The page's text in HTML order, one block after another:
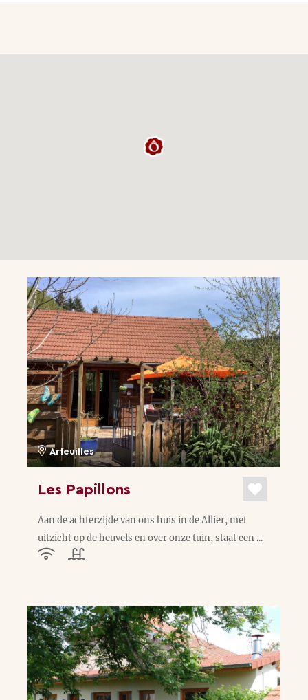
Arfeuilles
Les Papillons
Aan de achterzijde van ons huis in de Allier, met
uitzicht op de heuvels en over onze tuin, staat een ...